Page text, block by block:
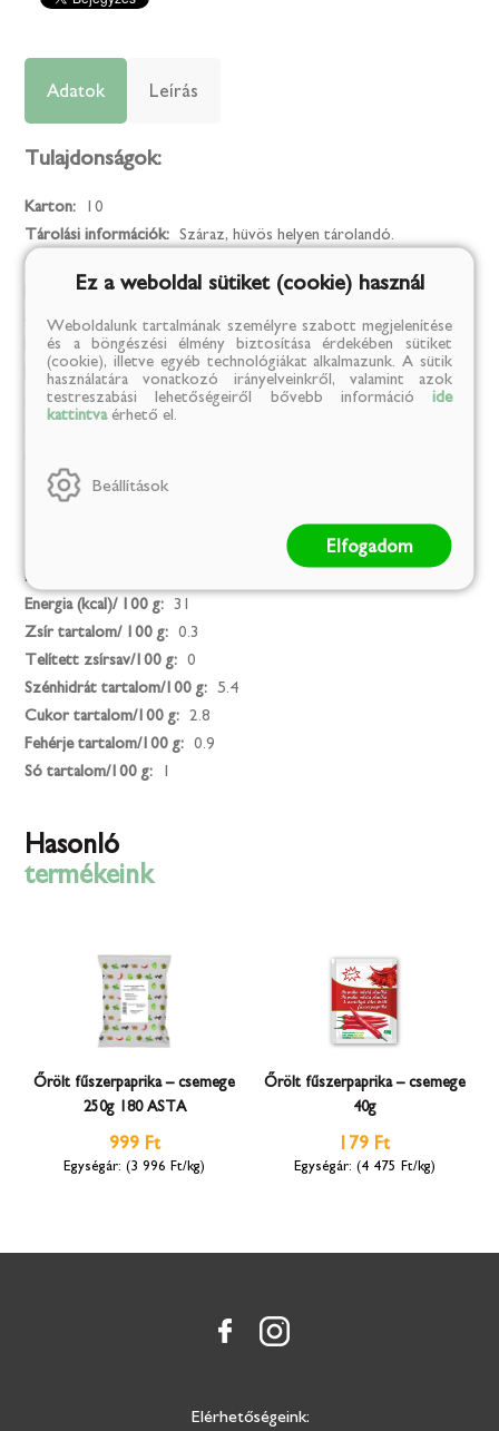
Adatok Leírás
Tulajdonságok:
Karton:
10
Tárolási információk:
Száraz, hüvös helyen tárolandó.
Gyártó neve:
Kertike
Származási ország:
Szlovákia
Kiszerelési egység: kg
Kiszerelés: 0.135
Összetevők: darált chili paprika (70%), darált édes paprika (18%),
Energia (kJ)/ 100 g:
Energia (kcal)/ 100 g:
31
Zsír tartalom/ 100 g:
0.3
Telített zsírsav/100 g:
0
Szénhidrát tartalom/100 g:
5.4
Cukor tartalom/100 g:
2.8
Fehérje tartalom/100 g:
0.9
Só tartalom/100 g:
Hasonló
termékeink
Őrölt fűszerpaprika – csemege
250g 180 ASTA
999 Ft
(3 996 Ft/kg)
Őrölt fűszerpaprika – csemege
40g
179 Ft
(4 475 Ft/kg)
Elérhetőségeink:
Ez a weboldal sütiket (cookie) használ
Weboldalunk tartalmának személyre szabott megjelenítése
és a böngészési élmény biztosítása érdekében sütiket
(cookie), illetve egyéb technológiákat alkalmazunk. A sütik
használatára vonatkozó irányelveinkről, valamint azok
testreszabási lehetőségeiről bővebb információ ide
kattintvaérhető el.
Beállítások
Elfogadom